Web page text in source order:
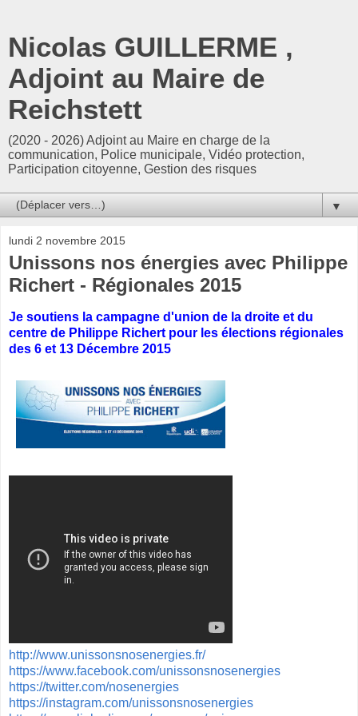
Nicolas GUILLERME ,
Adjoint au Maire de
Reichstett
(2020 - 2026) Adjoint au Maire en charge de la
communication, Police municipale, Vidéo protection,
Participation citoyenne, Gestion des risques
▼
lundi 2 novembre 2015
Unissons nos énergies avec Philippe
Richert - Régionales 2015
Je soutiens la campagne d'union de la droite et du
centre de Philippe Richert pour les élections régionales
des 6 et 13 Décembre 2015
http://www.unissonsnosenergies.fr/
https://www.facebook.com/unissonsnosenergies
https://twitter.com/nosenergies
https://instagram.com/unissonsnosenergies